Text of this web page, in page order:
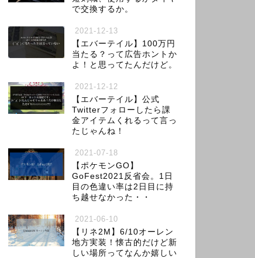
で交換するか。
2021-12-13
【エバーテイル】100万円
当たる？って広告ホントか
よ！と思ってたんだけど。
2021-12-12
【エバーテイル】公式
Twitterフォローしたら課
金アイテムくれるって言っ
たじゃんね！
2021-07-18
【ポケモンGO】
GoFest2021反省会。1日
目の色違い率は2日目に持
ち越せなかった・・
2021-06-10
【リネ2M】6/10オーレン
地方実装！懐古的だけど新
しい場所ってなんか嬉しい